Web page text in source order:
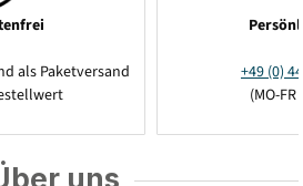
als Paketversand
+49 (0)
(MO-
uns